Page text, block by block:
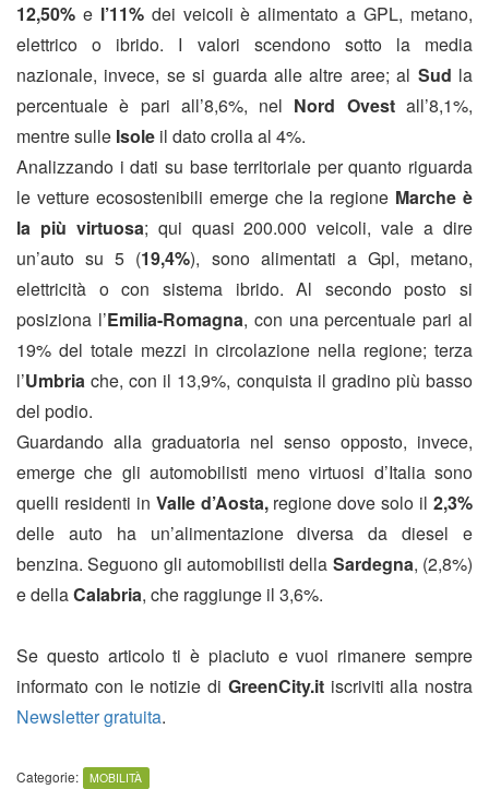
12,50% e l’11%dei veicoli è alimentato a GPL, metano,
elettrico o ibrido. I valori scendono sotto la media
nazionale, invece, se si guarda alle altre aree; al Sud la
percentuale è pari all’8,6%, nel Nord Ovestall’8,1%,
mentre sulle Isole il dato crolla al 4%.
Analizzando i dati su base territoriale per quanto riguarda
le vetture ecosostenibili emerge che la regione Marche è
la più virtuosa; qui quasi 200.000 veicoli, vale a dire
un’auto su 5 (19,4%), sono alimentati a Gpl, metano,
elettricità o con sistema ibrido. Al secondo posto si
posiziona l’Emilia-Romagna, con una percentuale pari al
19% del totale mezzi in circolazione nella regione; terza
l’Umbria che, con il 13,9%, conquista il gradino più basso
del podio.
Guardando alla graduatoria nel senso opposto, invece,
emerge che gli automobilisti meno virtuosi d’Italia sono
quelli residenti in Valle d’Aosta,regione dove solo il2,3%
delle auto ha un’alimentazione diversa da diesel e
benzina. Seguono gli automobilisti della Sardegna, (2,8%)
e dellaCalabria, che raggiunge il 3,6%.
Se questo articolo ti è piaciuto e vuoi rimanere sempre
informato con le notizie di GreenCity.itiscriviti alla nostra
Newsletter gratuita.
Categorie: MOBILITÀ